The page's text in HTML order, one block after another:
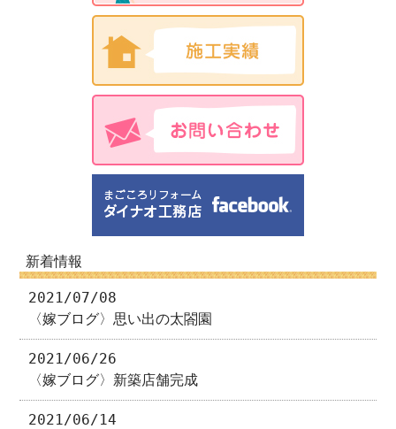
新着情報
2021/07/08
〈嫁ブログ〉思い出の太閤園
2021/06/26
〈嫁ブログ〉新築店舗完成
2021/06/14